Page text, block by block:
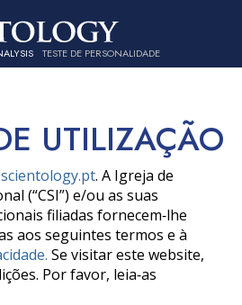
TESTE DE PERSONALIDADE
UTILIZAÇÃO
. A Igreja de
(“CSI”) e/ou as suas
filiadas fornecem‑lhe
aos seguintes termos e à
Se visitar este website,
Por favor, leia‑as